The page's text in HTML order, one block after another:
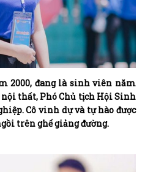
2000, đang là sinh viên năm
thất, Phó Chủ tịch Hội Sinh
Cô vinh dự và tự hào được
trên ghế giảng đường.